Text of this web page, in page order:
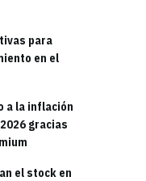
para
en el
a la inflación
gracias
el stock en